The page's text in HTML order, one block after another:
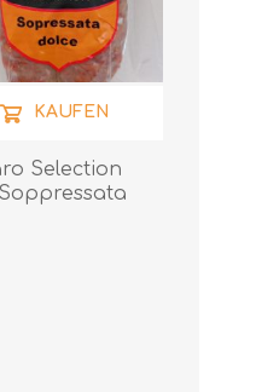
Selection
KAUFEN